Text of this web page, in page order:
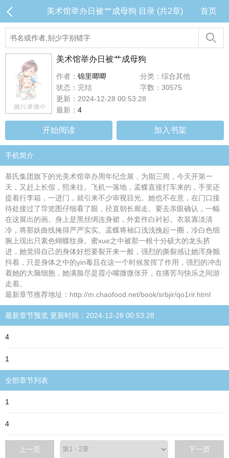
美术馆举办日被艹成母狗 目录 (共2章) 首页
美术馆举办日被艹成母狗
作者： 锦里唧唧
分类：综合其他
状态：完结
字数：30575
更新：2024-12-28 00:53:28
最新： 4
开始阅读 加入书架
手机简介
慕氏集团旗下的光美术馆举办周年纪念展，为期三周，今天开第一
天，又赶上长假，熙来往。飞机一落地，孟蝶直接打车来的，手里还
提着行李箱，一进门，就引来不少审视目光。她也不在意，在门口接
待处接过了导览图仔细看了眼，径直朝长廊走。要去亲眼确认，一幅
在这展出的画。身上是黑丝绸连身裙，外套件白衬衫。衣装寡淡清
冷，将那妖曲线掩得严严实实。孟蝶将袖口浅浅挽起一圈，冷白色细
腕上现出只素色蝴蝶纹身。蜜xue之中被那一根十分硕大的龙头挤
进，她觉得自己的身体好想要裂开来一般，强烈的撕裂感让她浑身颤
抖着，只是身体之中的yin毒且在这一个时候发挥了作用，强烈的冲击
着她的大脑细胞，她满脸尽是霞小嘴微微张开，在痛苦与快乐之间游
走着。
最新章节推荐地址：http://m.chaofood.net/book/srbjir/qo1rir.html
最新章节预览 更新时间：2024-12-28 00:53:28
4
1
全部章节列表
1
4
上一页 下一页